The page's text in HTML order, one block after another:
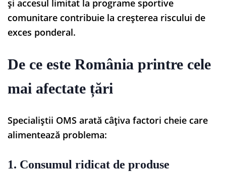
și accesul limitat la programe sportive
comunitare contribuie la creșterea riscului de
exces ponderal.
De ce este România printre cele
mai afectate țări
Specialiștii OMS arată câțiva factori cheie care
alimentează problema:
1. Consumul ridicat de produse